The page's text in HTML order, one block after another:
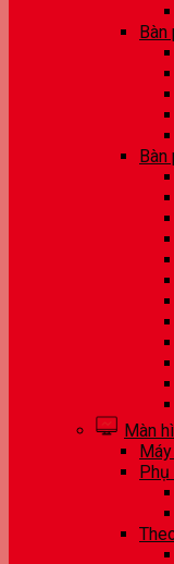
Bàn
Bàn
Màn
Phụ